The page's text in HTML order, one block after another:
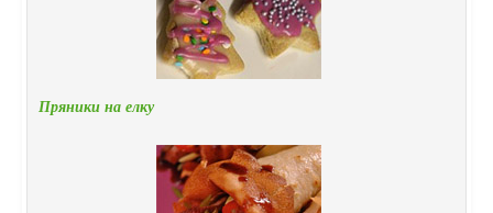
Пряники на елку